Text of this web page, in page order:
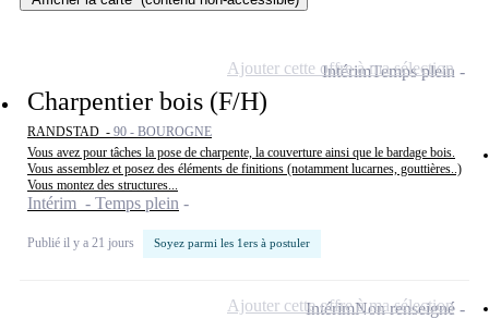
Charpentier bois (F/H)
RANDSTAD - 90 - BOUROGNE
Vous avez pour tâches la pose de charpente, la couverture ainsi que le bardage bois.
Vous assemblez et posez des éléments de finitions (notamment lucarnes, gouttières..)
Vous montez des structures...
Intérim - Temps plein
Publié il y a 21 jours Soyez parmi les 1ers à postuler
IntérimTemps plein
Ajouter cette offre à ma sélection
IntérimNon renseigné
Ajouter cette offre à ma sélection